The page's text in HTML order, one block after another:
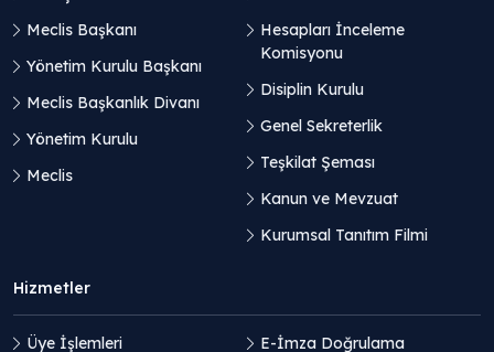
Meclis Başkanı
Yönetim Kurulu Başkanı
Meclis Başkanlık Divanı
Yönetim Kurulu
Meclis
Hesapları İnceleme
Komisyonu
Disiplin Kurulu
Genel Sekreterlik
Teşkilat Şeması
Kanun ve Mevzuat
Kurumsal Tanıtım Filmi
Hizmetler
Üye İşlemleri E-İmza Doğrulama